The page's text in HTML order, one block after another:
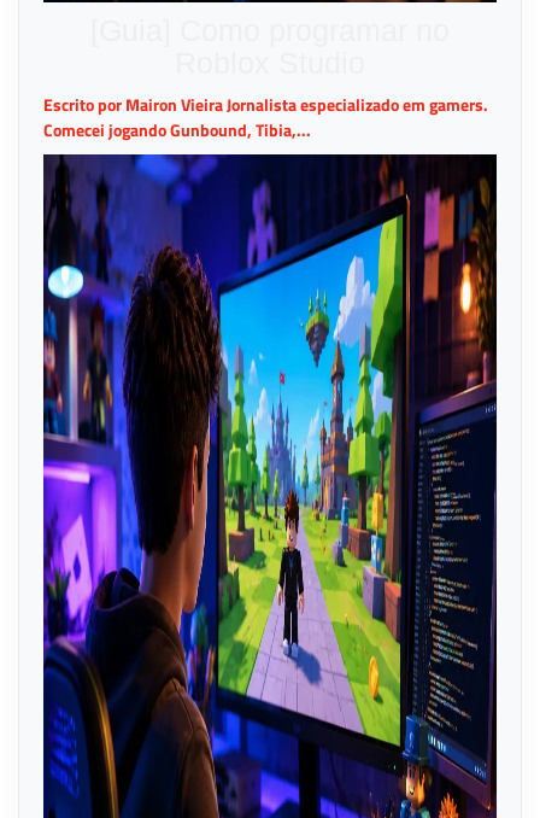
Escrito por Mairon Vieira Jornalista especializado em gamers.
Comecei jogando Gunbound, Tibia,...